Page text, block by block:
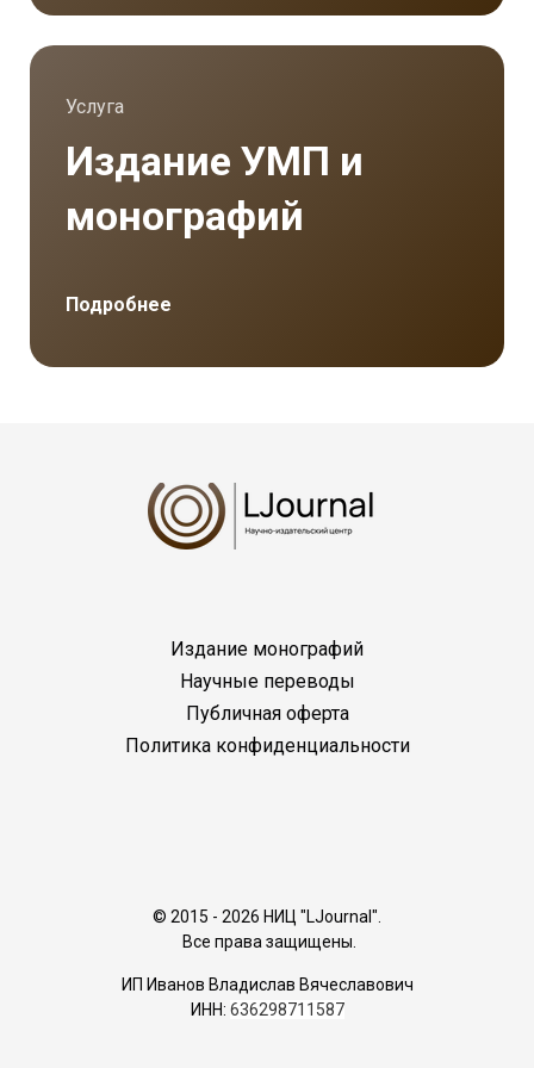
Услуга
Издание УМП и
монографий
Подробнее
Издание монографий
Научные переводы
Публичная оферта
Политика конфиденциальности
© 2015 - 2026 НИЦ "LJournal".
Все права защищены.
ИП Иванов Владислав Вячеславович
ИНН: 636298711587